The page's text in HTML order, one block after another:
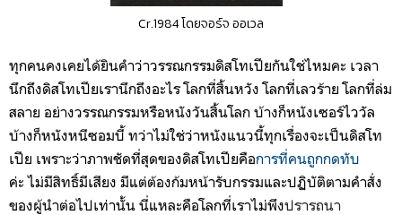
Cr.1984 โดยจอร์จ ออเวล
ทุกคนคงเคยได้ยินคำว่าวรรณกรรมดิสโทเปียกันใช่ไหมคะ เวลา
นึกถึงดิสโทเปียเรานึกถึงอะไร โลกที่สิ้นหวัง โลกที่เลวร้าย โลกที่ล่ม
สลาย อย่างวรรณกรรมหรือหนังวันสิ้นโลก บ้างก็หนังเซอร์ไววัล
บ้างก็หนังหนีซอมบี้ ทว่าไม่ใช่ว่าหนังแนวนี้ทุกเรื่องจะเป็นดิสโท
เปีย เพราะว่าภาพชัดที่สุดของดิสโทเปียคือการที่คนถูกกดทับ
ค่ะ ไม่มีสิทธิ์มีเสียง มีแต่ต้องก้มหน้ารับกรรมและปฏิบัติตามคำสั่ง
ของผู้นำต่อไปเท่านั้น นี่แหละคือโลกที่เราไม่พึงปรารถนา